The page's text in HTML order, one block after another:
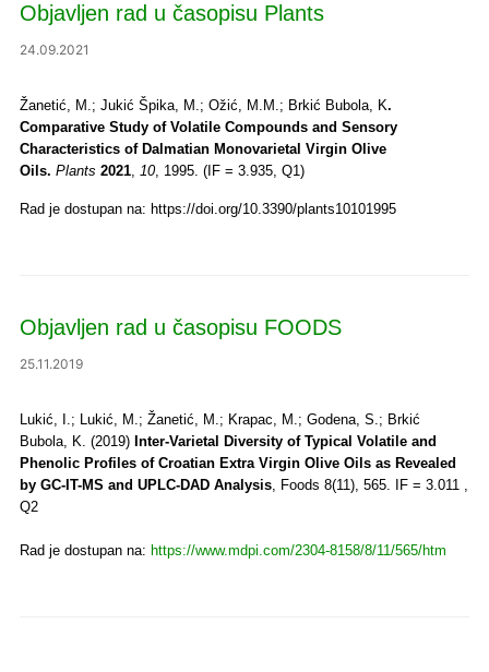
Objavljen rad u časopisu Plants
24.09.2021
Žanetić, M.; Jukić Špika, M.; Ožić, M.M.; Brkić Bubola, K.
Comparative Study of Volatile Compounds and Sensory
Characteristics of Dalmatian Monovarietal Virgin Olive
Oils. Plants 2021, 10, 1995. (IF = 3.935, Q1)
Rad je dostupan na: https://doi.org/10.3390/plants10101995
Objavljen rad u časopisu FOODS
25.11.2019
Lukić, I.; Lukić, M.; Žanetić, M.; Krapac, M.; Godena, S.; Brkić
Bubola, K. (2019) Inter-Varietal Diversity of Typical Volatile and
Phenolic Profiles of Croatian Extra Virgin Olive Oils as Revealed
by GC-IT-MS and UPLC-DAD Analysis, Foods 8(11), 565. IF = 3.011 ,
Q2
Rad je dostupan na: https://www.mdpi.com/2304-8158/8/11/565/htm